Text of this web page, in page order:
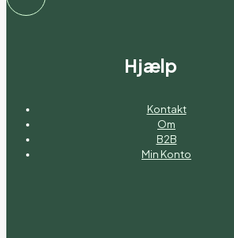
Hjælp
Kontakt
Om
B2B
Min Konto